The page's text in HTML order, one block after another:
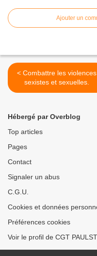
Ajouter un
< Combattre les violences
sexistes et sexuelles.
Hébergé par Overblog
Top articles
Pages
Contact
Signaler un abus
C.G.U.
Cookies et données
Préférences cookies
Voir le profil de CGT